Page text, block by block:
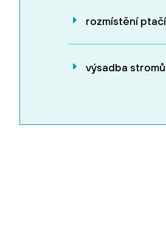
rozmístění
výsadba